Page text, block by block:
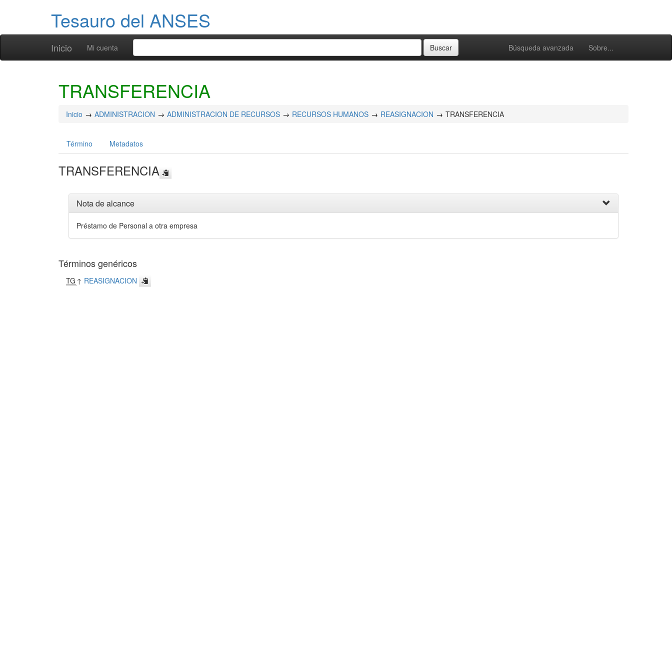
Tesauro del ANSES
Inicio Búsqueda avanzada Sobre...
Mi cuenta
TRANSFERENCIA
Inicio ADMINISTRACION ADMINISTRACION DE RECURSOS RECURSOS HUMANOS REASIGNACION TRANSFERENCIA
Término Metadatos
TRANSFERENCIA
Nota de alcance
Préstamo de Personal a otra empresa
Términos genéricos
TG ↑ REASIGNACION